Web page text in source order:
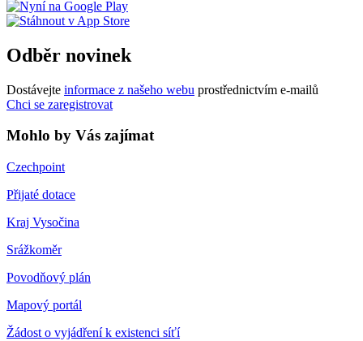
Odběr novinek
Dostávejte informace z našeho webu prostřednictvím e-mailů
Chci se zaregistrovat
Mohlo by Vás zajímat
Czechpoint
Přijaté dotace
Kraj Vysočina
Srážkoměr
Povodňový plán
Mapový portál
Žádost o vyjádření k existenci síťí